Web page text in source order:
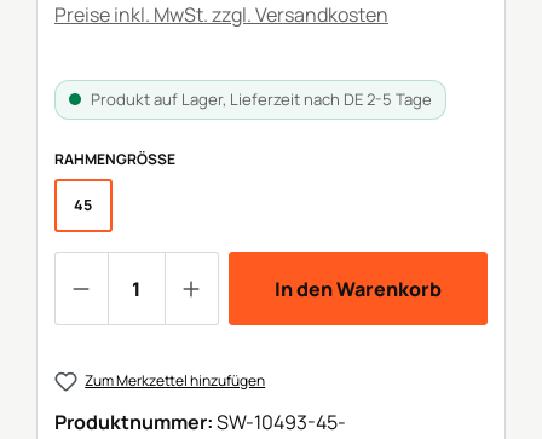
Preise inkl. MwSt. zzgl. Versandkosten
Produkt auf Lager, Lieferzeit nach DE 2-5 Tage
RAHMENGRÖSSE AUSWÄHLEN
45
In den Warenkorb
Zum Merkzettel hinzufügen
Produktnummer:SW-10493-45-